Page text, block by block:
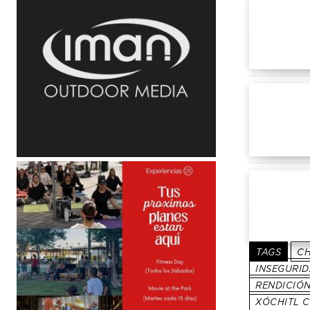
TAGS
XÓCHITL